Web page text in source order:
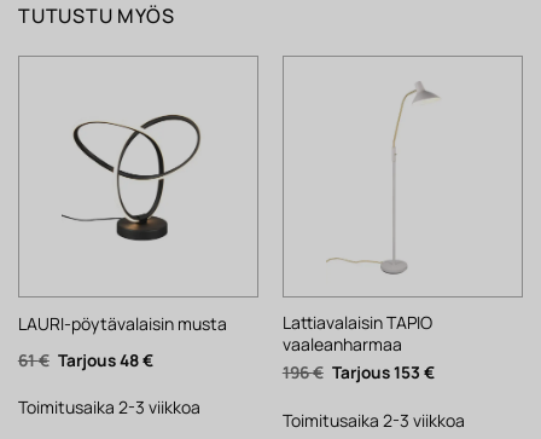
TUTUSTU MYÖS
LAURI-pöytävalaisin musta
61€ Alkuperäinen
hinta
61 €.
48€Nykyinen
48 €.
Toimitusaika 2-3 viikkoa
Lattiavalaisin TAPIO
vaaleanharmaa
196€ Alkuperäinen
hinta
196 €.
153 €Nykyinen
153 €.
Toimitusaika 2-3 viikkoa